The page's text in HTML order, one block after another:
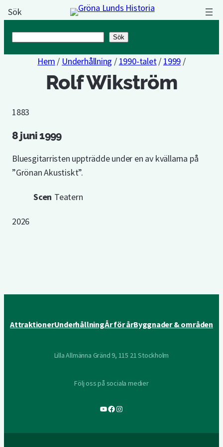
Sök
Sök
Hem / Underhållning / 1990-talet/ 1999 /
Rolf Wikström
1883
8 juni 1999
Bluesgitarristen uppträdde under en av kvällarna på
”Grönan Akustiskt”.
Scen Teatern
2026
AttraktionerUnderhållningÅr för årByggnader & områden
Lilla Allmänna Gränd 9, 115 21 Stockholm
Följ oss på sociala medier
YouTube
Facebook
Instagram